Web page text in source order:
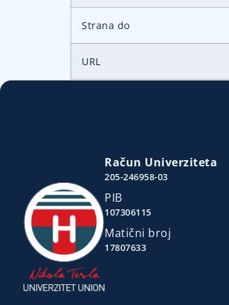
Strana do
URL
Račun Univerziteta
205-246958-03
PIB
107306115
Matični broj
17807633